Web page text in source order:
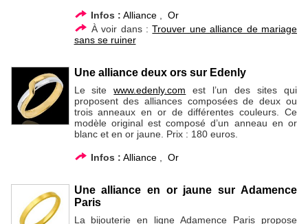
Infos : Alliance, Or
À voir dans :Trouver une alliance de mariage
sans se ruiner
Une alliance deux ors sur Edenly
Le sitewww.edenly.com est l’un des sites qui
proposent des alliances composées de deux ou
trois anneaux en or de différentes couleurs. Ce
modèle original est composé d’un anneau en or
blanc et en or jaune. Prix : 180 euros.
Infos : Alliance, Or
Une alliance en or jaune sur Adamence
Paris
La bijouterie en ligne Adamence Paris propose